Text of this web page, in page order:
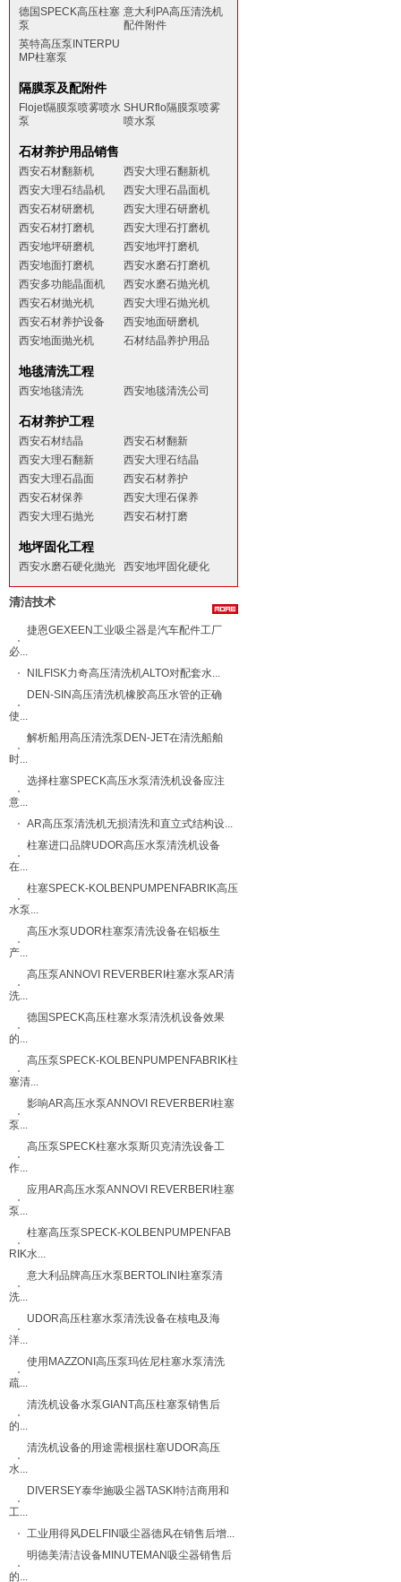
德国SPECK高压柱塞
泵
意大利PA高压清洗机
配件附件
英特高压泵INTERPU
MP柱塞泵
隔膜泵及配附件
Flojet隔膜泵喷雾喷水
泵
SHURflo隔膜泵喷雾
喷水泵
石材养护用品销售
西安石材翻新机
西安大理石翻新机
西安大理石结晶机
西安大理石晶面机
西安石材研磨机
西安大理石研磨机
西安石材打磨机
西安大理石打磨机
西安地坪研磨机
西安地坪打磨机
西安地面打磨机
西安水磨石打磨机
西安多功能晶面机
西安水磨石抛光机
西安石材抛光机
西安大理石抛光机
西安石材养护设备
西安地面研磨机
西安地面抛光机
石材结晶养护用品
地毯清洗工程
西安地毯清洗 西安地毯清洗公司
石材养护工程
西安石材结晶
西安石材翻新
西安大理石翻新
西安大理石结晶
西安大理石晶面
西安石材养护
西安石材保养
西安大理石保养
西安大理石抛光
西安石材打磨
地坪固化工程
西安水磨石硬化抛光 西安地坪固化硬化
清洁技术
捷恩GEXEEN工业吸尘器是汽车配件工厂
必...
NILFISK力奇​高压清洗机ALTO​对配套水...
DEN-SIN高压清洗机橡胶高压水管的正确
使...
解析船用高压清洗泵DEN-JET在清洗船舶
时...
选择柱塞SPECK高压水泵清洗机设备应注
意...
AR高压泵清洗机无损清洗和直立式结构设...
柱塞进口品牌UDOR高压水泵清洗机设备
在...
柱塞SPECK-KOLBENPUMPENFABRIK高压
水泵...
高压水泵UDOR柱塞泵清洗设备在铝板生
产...
高压泵ANNOVI REVERBERI柱塞水泵AR清
洗...
德国SPECK高压柱塞水泵清洗机设备效果
的...
高压泵SPECK-KOLBENPUMPENFABRIK柱
塞清...
影响AR高压水泵ANNOVI REVERBERI柱塞
泵...
高压泵SPECK柱塞水泵斯贝克清洗设备工
作...
应用AR高压水泵ANNOVI REVERBERI柱塞
泵...
柱塞高压泵SPECK-KOLBENPUMPENFAB
RIK水...
意大利品牌高压水泵BERTOLINI柱塞泵清
洗...
UDOR高压柱塞水泵清洗设备在核电及海
洋...
使用MAZZONI高压泵玛佐尼柱塞水泵清洗
疏...
清洗机设备水泵GIANT高压柱塞泵销售后
的...
清洗机设备的用途需根据柱塞UDOR高压
水...
DIVERSEY泰华施吸尘器TASKI特洁商用和
工...
工业用得风DELFIN吸尘器德风在销售后增...
明德美清洁设备MINUTEMAN吸尘器销售后
的...